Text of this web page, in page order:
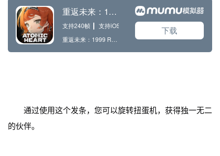
通过使用这个发条，您可以旋转扭蛋机，获得独一无二
的伙伴。